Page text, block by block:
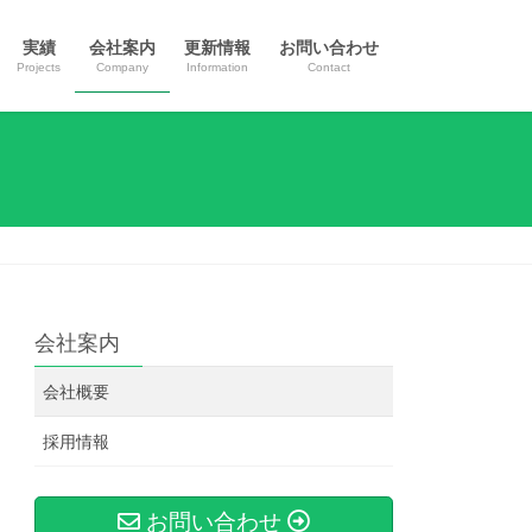
実績
Projects
会社案内
Company
更新情報
Information
お問い合わせ
Contact
会社案内
会社概要
採用情報
お問い合わせ